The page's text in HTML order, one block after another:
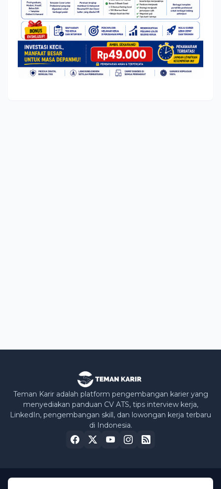
Teman Karir adalah platform pengembangan karier yang
menyediakan panduan CV ATS, tips interview kerja,
LinkedIn, pengembangan skill, dan lowongan kerja terbaru
di Indonesia.